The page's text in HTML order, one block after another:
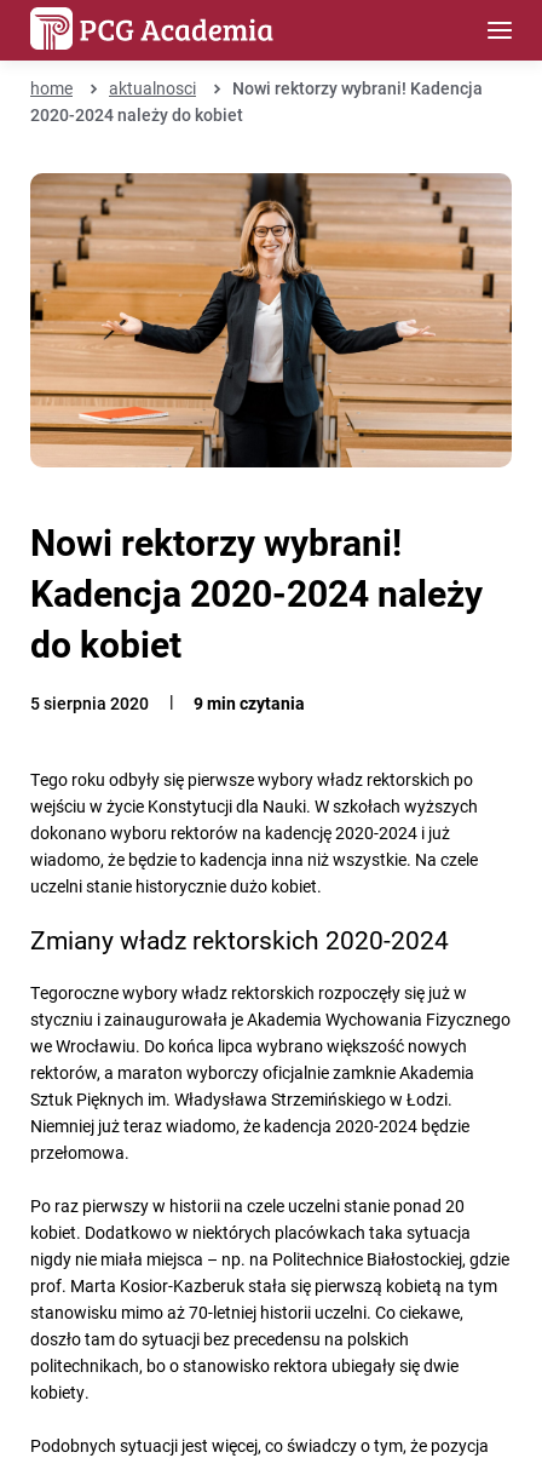
home aktualnosci
Nowi rektorzy wybrani! Kadencja
2020-2024 należy do kobiet
Nowi rektorzy wybrani!
Kadencja 2020-2024 należy
do kobiet
5 sierpnia 2020 9 min czytania
Tego roku odbyły się pierwsze wybory władz rektorskich po
wejściu w życie Konstytucji dla Nauki. W szkołach wyższych
dokonano wyboru rektorów na kadencję 2020-2024 i już
wiadomo, że będzie to kadencja inna niż wszystkie. Na czele
uczelni stanie historycznie dużo kobiet.
Zmiany władz rektorskich 2020-2024
Tegoroczne wybory władz rektorskich rozpoczęły się już w
styczniu i zainaugurowała je Akademia Wychowania Fizycznego
we Wrocławiu. Do końca lipca wybrano większość nowych
rektorów, a maraton wyborczy oficjalnie zamknie Akademia
Sztuk Pięknych im. Władysława Strzemińskiego w Łodzi.
Niemniej już teraz wiadomo, że kadencja 2020-2024 będzie
przełomowa.
Po raz pierwszy w historii na czele uczelni stanie ponad 20
kobiet. Dodatkowo w niektórych placówkach taka sytuacja
nigdy nie miała miejsca – np. na Politechnice Białostockiej, gdzie
prof. Marta Kosior-Kazberuk stała się pierwszą kobietą na tym
stanowisku mimo aż 70-letniej historii uczelni. Co ciekawe,
doszło tam do sytuacji bez precedensu na polskich
politechnikach, bo o stanowisko rektora ubiegały się dwie
kobiety.
Podobnych sytuacji jest więcej, co świadczy o tym, że pozycja